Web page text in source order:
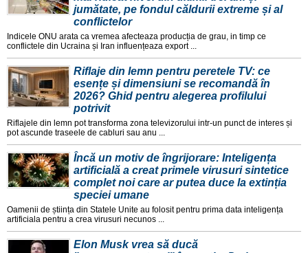
jumătate, pe fondul căldurii extreme și al
conflictelor
Indicele ONU arata ca vremea afecteaza producția de grau, in timp ce
conflictele din Ucraina și Iran influențeaza export ...
Riflaje din lemn pentru peretele TV: ce
esențe și dimensiuni se recomandă în
2026? Ghid pentru alegerea profilului
potrivit
Riflajele din lemn pot transforma zona televizorului intr-un punct de interes și
pot ascunde traseele de cabluri sau anu ...
Încă un motiv de îngrijorare: Inteligența
artificială a creat primele virusuri sintetice
complet noi care ar putea duce la extinția
speciei umane
Oamenii de știința din Statele Unite au folosit pentru prima data inteligența
artificiala pentru a crea virusuri necunos ...
Elon Musk vrea să ducă